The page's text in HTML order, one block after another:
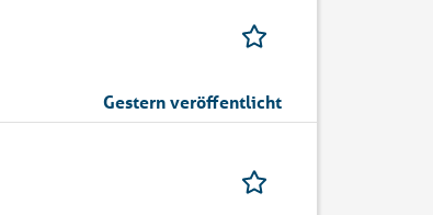
Gestern veröffentlicht